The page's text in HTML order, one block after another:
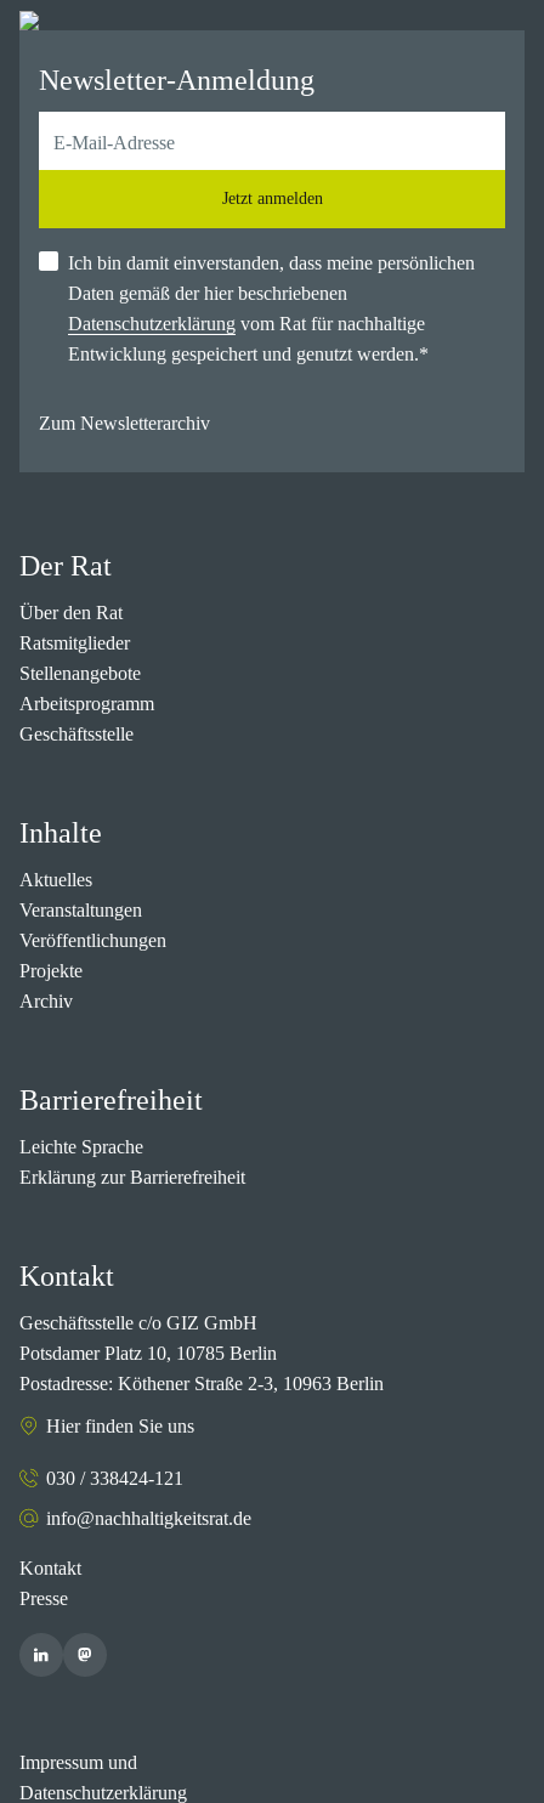
Newsletter-Anmeldung
Jetzt anmelden
Ich bin damit einverstanden, dass meine persönlichen
Daten gemäß der hier beschriebenen
Datenschutzerklärung vom Rat für nachhaltige
Entwicklung gespeichert und genutzt werden.*
Zum Newsletterarchiv
Der Rat
Über den Rat
Ratsmitglieder
Stellenangebote
Arbeitsprogramm
Geschäftsstelle
Inhalte
Aktuelles
Veranstaltungen
Veröffentlichungen
Projekte
Archiv
Barrierefreiheit
Leichte Sprache
Erklärung zur Barrierefreiheit
Kontakt
Geschäftsstelle c/o GIZ GmbH
Potsdamer Platz 10, 10785 Berlin
Postadresse: Köthener Straße 2-3, 10963 Berlin
Hier finden Sie uns
030 / 338424-121
info@nachhaltigkeitsrat.de
Kontakt
Presse
Impressum und
Datenschutzerklärung